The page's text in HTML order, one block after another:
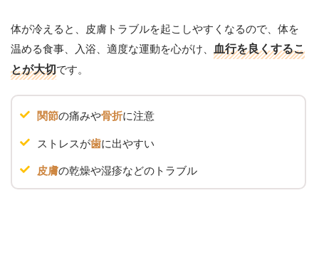
体が冷えると、皮膚トラブルを起こしやすくなるので、体を
温める食事、入浴、適度な運動を心がけ、 血行を良くするこ
とが大切です。
関節の痛みや骨折に注意
ストレスが歯に出やすい
皮膚の乾燥や湿疹などのトラブル